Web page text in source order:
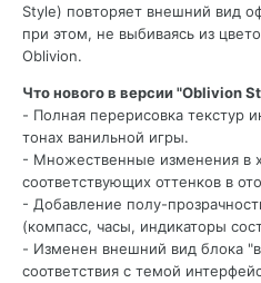
Style) повторяет внешний вид
при этом, не выбиваясь из
Oblivion.
Что нового в версии "Oblivion
- Полная перерисовка текстур
тонах ванильной игры.
- Множественные изменения в
соответствующих оттенков в
- Добавление полу-
(компасс, часы, индикаторы
- Изменен внешний вид блока
соответствия с темой